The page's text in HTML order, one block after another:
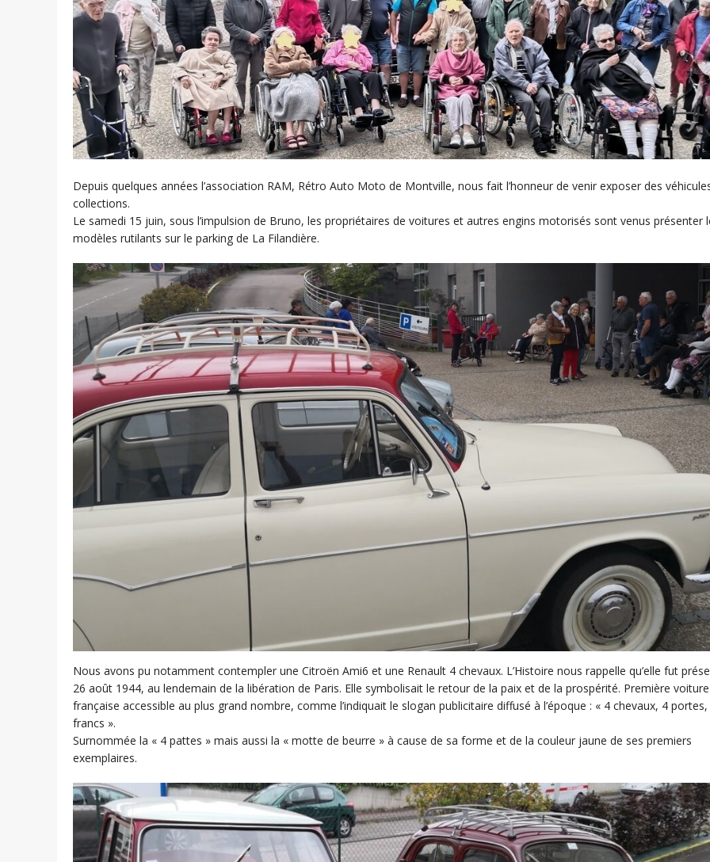
Depuis quelques années l’association RAM, Rétro Auto Moto de Montville, nous fait l’honneur de venir exposer des
collections.
Le samedi 15 juin, sous l’impulsion de Bruno, les propriétaires de voitures et autres engins motorisés sont venus présenter
modèles rutilants sur le parking de La Filandière.
Nous avons pu notamment contempler une Citroën Ami6 et une Renault 4 chevaux. L’Histoire nous rappelle qu’elle fut
26 août 1944, au lendemain de la libération de Paris. Elle symbolisait le retour de la paix et de la prospérité. Première voiture
française accessible au plus grand nombre, comme l’indiquait le slogan publicitaire diffusé à l’époque : « 4 chevaux, 4
francs ».
Surnommée la « 4 pattes » mais aussi la « motte de beurre » à cause de sa forme et de la couleur jaune de ses premiers
exemplaires.